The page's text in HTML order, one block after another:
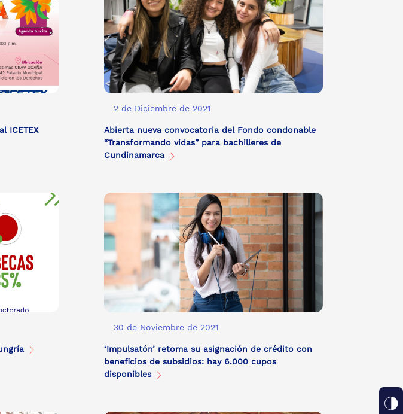
ICETEX
2 de Diciembre de 2021
Abierta nueva convocatoria del Fondo condonable
“Transformando vidas” para bachilleres de
Cundinamarca
30 de Noviembre de 2021
‘Impulsatón’ retoma su asignación de crédito con
beneficios de subsidios: hay 6.000 cupos
disponibles